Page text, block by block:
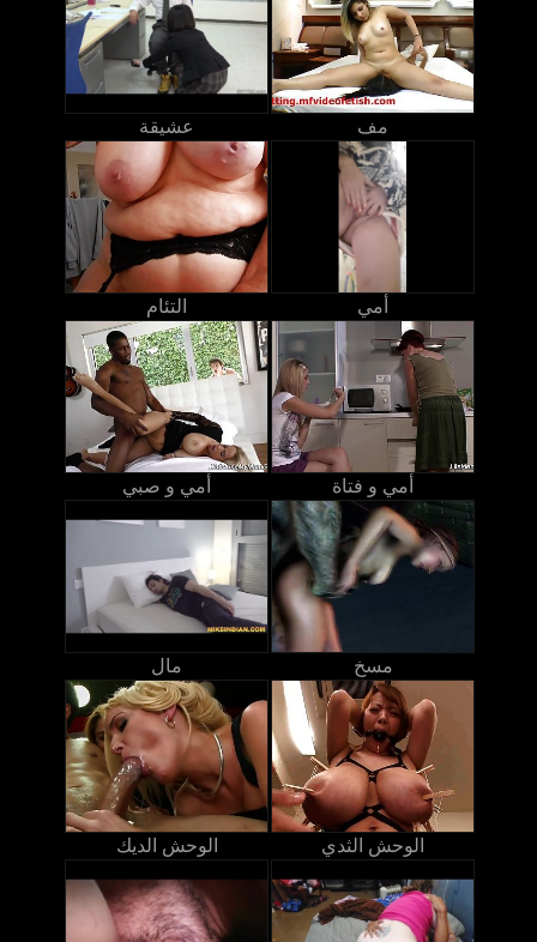
عشيقة مف
التئام أمي
أمي و صبي أمي و فتاة
مال مسخ
الوحش الديك الوحش الثدي